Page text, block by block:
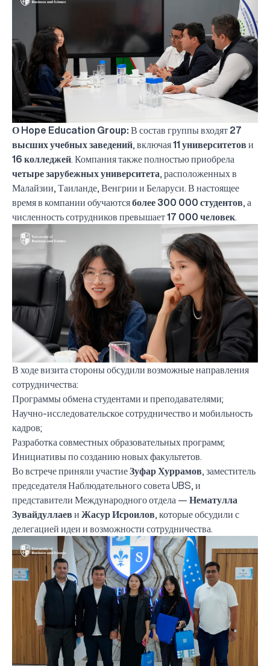
О Hope Education Group: В состав группы входят 27
высших учебных заведений , включая11 университетов и
16 колледжей . Компания также полностью приобрела
четыре зарубежных университета , расположенных в
Малайзии, Таиланде, Венгрии и Беларуси. В настоящее
время в компании обучаютсяболее 300 000 студентов , а
численность сотрудников превышает17 000 человек
В ходе визита стороны обсудили возможные направления
сотрудничества:
Программы обмена студентами и преподавателями;
Научно-исследовательское сотрудничество и мобильность
кадров;
Разработка совместных образовательных программ;
Инициативы по созданию новых факультетов.
Во встрече приняли участиеЗуфар Хуррамов , заместитель
председателя Наблюдательного совета UBS, и
представители Международного отдела — Нематулла
Зувайдуллаев и Жасур Исроилов , которые обсудили с
делегацией идеи и возможности сотрудничества.